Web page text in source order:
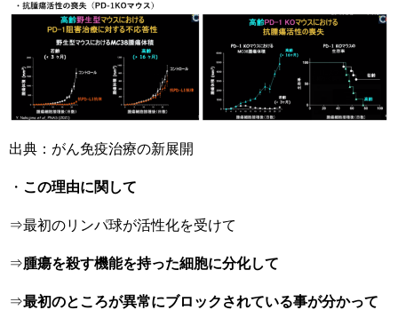
出典：がん免疫治療の新展開
・ この理由に関して
⇒最初のリンパ球が活性化を受けて
⇒腫瘍を殺す機能を持った細胞に分化して
⇒最初のところが異常にブロックされている事が分かって